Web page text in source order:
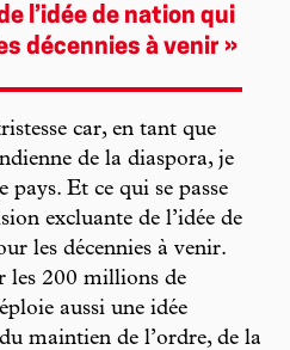
l’idée de nation qui
décennies à venir »
car, en tant que
de la diaspora, je
pays. Et ce qui se passe
excluante de l’idée de
les décennies à venir.
les 200 millions de
aussi une idée
maintien de l’ordre, de la